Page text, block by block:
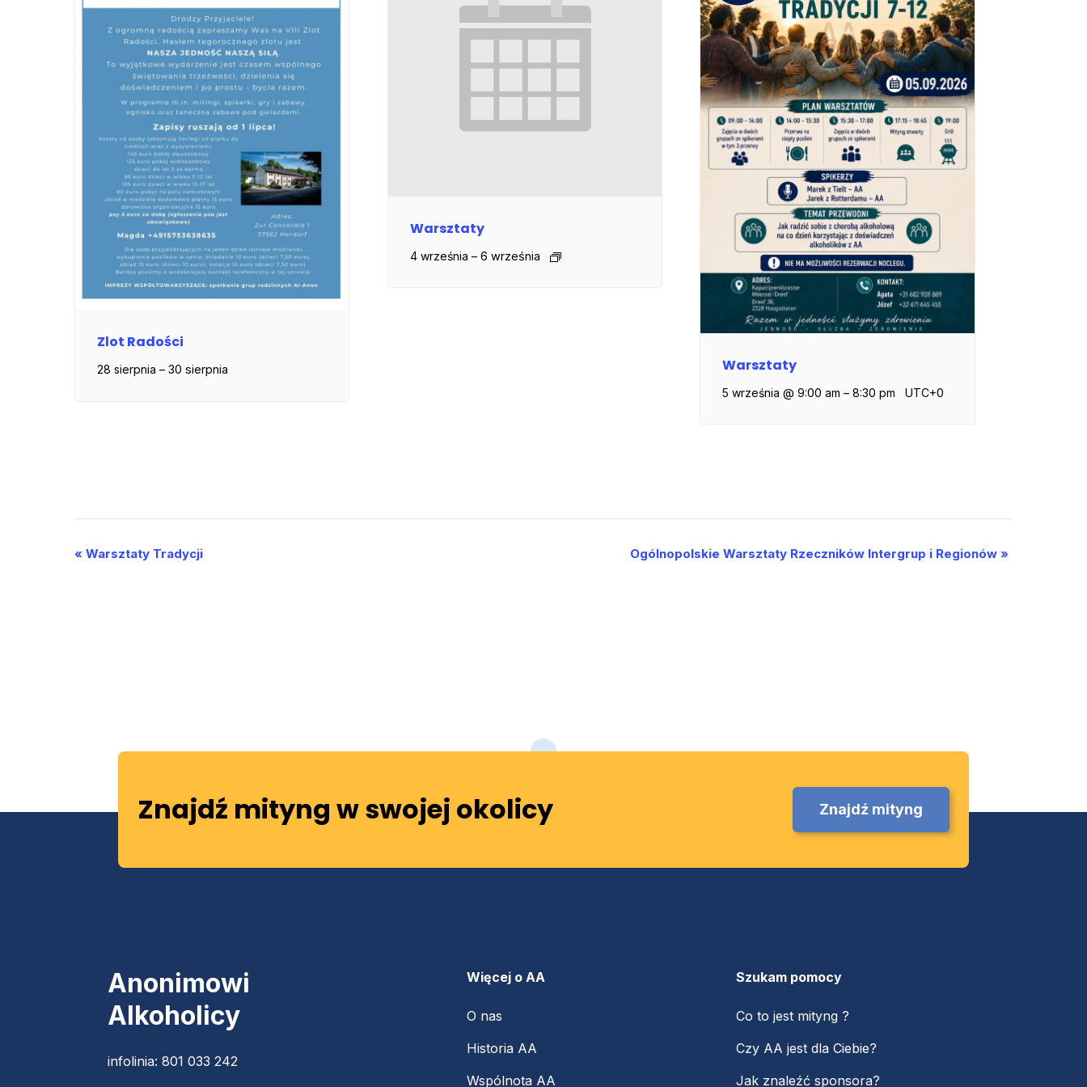
Zlot Radości
28 sierpnia –30 sierpnia
Warsztaty
4 września – 6 września
Warsztaty
5 września @ 9:00 am –8:30 pm UTC+0
Wydarzenie
« Warsztaty Tradycji Ogólnopolskie Warsztaty Rzeczników Intergrup i Regionów »
Znajdź mityng w swojej okolicy Znajdź mityng
Anonimowi
Alkoholicy
infolinia: 801 033 242
Więcej o AA
O nas
Historia AA
Wspólnota AA
Szukam pomocy
Co to jest mityng ?
Czy AA jest dla Ciebie?
Jak znaleźć sponsora?